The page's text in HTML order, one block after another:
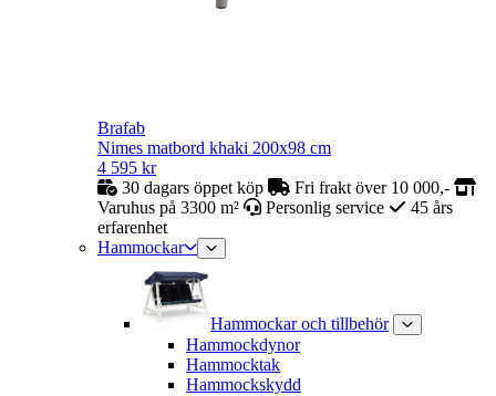
Brafab
Nimes matbord khaki 200x98 cm
4 595 kr
30 dagars öppet köp
Fri frakt över 10 000,-
Varuhus på 3300 m²
Personlig service
45 års
erfarenhet
Hammockar
Hammockar och tillbehör
Hammockdynor
Hammocktak
Hammockskydd